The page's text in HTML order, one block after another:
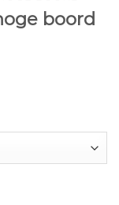
verlanglijst
boord